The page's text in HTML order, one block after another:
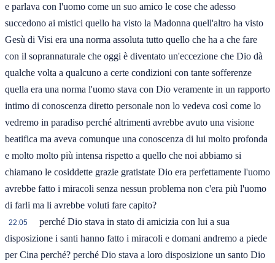
e parlava con l'uomo come un suo amico le cose che adesso
succedono ai mistici quello ha visto la Madonna quell'altro ha visto
Gesù di Visi era una norma assoluta tutto quello che ha a che fare
con il soprannaturale che oggi è diventato un'eccezione che Dio dà
qualche volta a qualcuno a certe condizioni con tante sofferenze
quella era una norma l'uomo stava con Dio veramente in un rapporto
intimo di conoscenza diretto personale non lo vedeva così come lo
vedremo in paradiso perché altrimenti avrebbe avuto una visione
beatifica ma aveva comunque una conoscenza di lui molto profonda
e molto molto più intensa rispetto a quello che noi abbiamo si
chiamano le cosiddette grazie gratistate Dio era perfettamente l'uomo
avrebbe fatto i miracoli senza nessun problema non c'era più l'uomo
di farli ma li avrebbe voluti fare capito?
22:05
perché Dio stava in stato di amicizia con lui a sua
disposizione i santi hanno fatto i miracoli e domani andremo a piede
per Cina perché? perché Dio stava a loro disposizione un santo Dio